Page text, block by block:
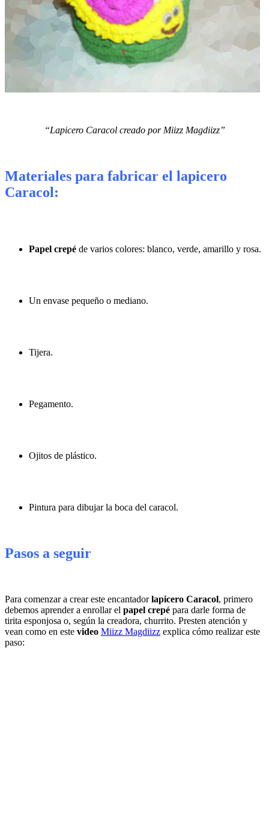
“Lapicero Caracol creado por Miizz Magdiizz”
Materiales para fabricar el lapicero
Caracol:
Papel crepé de varios colores: blanco, verde, amarillo y rosa.
Un envase pequeño o mediano.
Tijera.
Pegamento.
Ojitos de plástico.
Pintura para dibujar la boca del caracol.
Pasos a seguir
Para comenzar a crear este encantadorlapicero Caracol, primero
debemos aprender a enrollar el papel crepé para darle forma de
tirita esponjosa o, según la creadora, churrito. Presten atención y
vean como en este video Miizz Magdiizz explica cómo realizar este
paso: